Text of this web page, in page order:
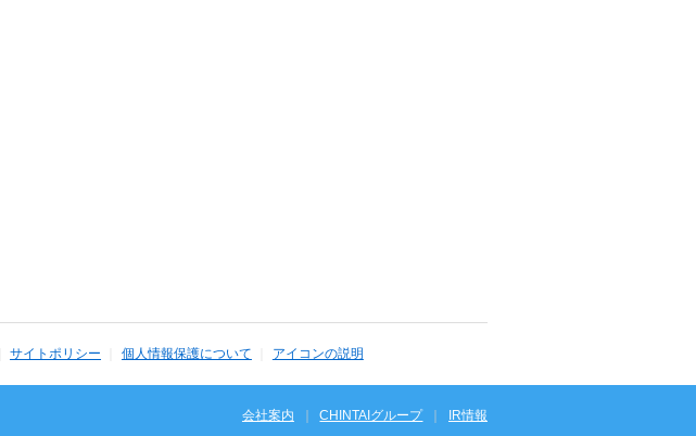
サイトポリシー 個人情報保護について アイコンの説明
会社案内 CHINTAIグループ IR情報